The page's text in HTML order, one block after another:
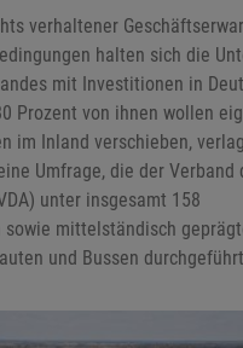
verhaltener
halten sich die
mit Investitionen in
Prozent von ihnen wollen
im Inland verschieben,
Umfrage, die der Verband
unter insgesamt 158
mittelständisch
und Bussen